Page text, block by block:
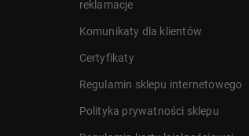
reklamacje
Komunikaty dla klientów
Certyfikaty
Regulamin sklepu internetowego
Polityka prywatności sklepu